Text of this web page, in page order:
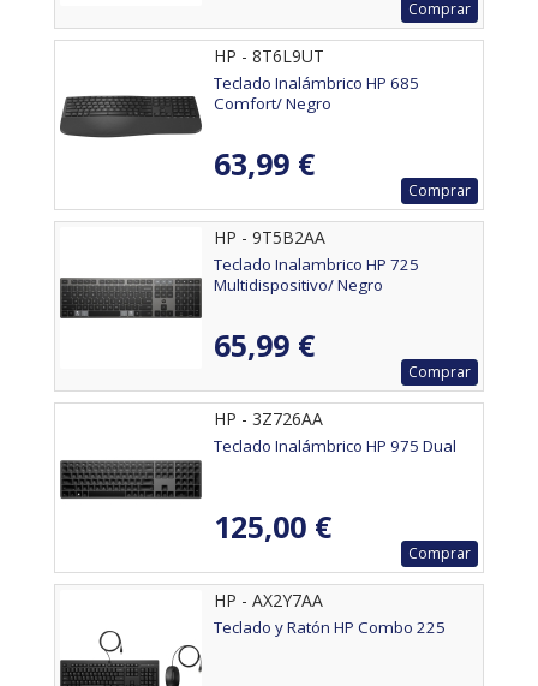
Comprar
HP - 8T6L9UT
Teclado Inalámbrico HP 685
Comfort/ Negro
63,99 €
Comprar
HP - 9T5B2AA
Teclado Inalambrico HP 725
Multidispositivo/ Negro
65,99 €
Comprar
HP - 3Z726AA
Teclado Inalámbrico HP 975 Dual
125,00 €
Comprar
HP - AX2Y7AA
Teclado y Ratón HP Combo 225